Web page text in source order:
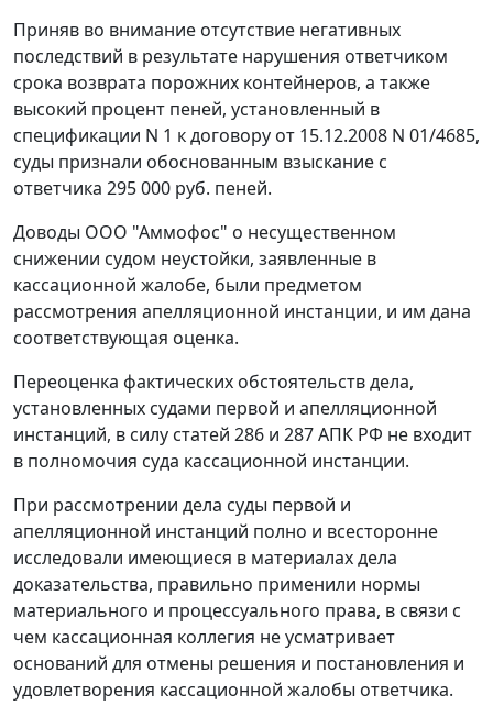
Приняв во внимание отсутствие негативных
последствий в результате нарушения ответчиком
срока возврата порожних контейнеров, а также
высокий процент пеней, установленный в
спецификации N 1 к договору от 15.12.2008 N 01/4685,
суды признали обоснованным взыскание с
ответчика 295 000 руб. пеней.
Доводы ООО "Аммофос" о несущественном
снижении судом неустойки, заявленные в
кассационной жалобе, были предметом
рассмотрения апелляционной инстанции, и им дана
соответствующая оценка.
Переоценка фактических обстоятельств дела,
установленных судами первой и апелляционной
инстанций, в силу статей 286 и 287АПК РФ не входит
в полномочия суда кассационной инстанции.
При рассмотрении дела суды первой и
апелляционной инстанций полно и всесторонне
исследовали имеющиеся в материалах дела
доказательства, правильно применили нормы
материального и процессуального права, в связи с
чем кассационная коллегия не усматривает
оснований для отмены решения и постановления и
удовлетворения кассационной жалобы ответчика.